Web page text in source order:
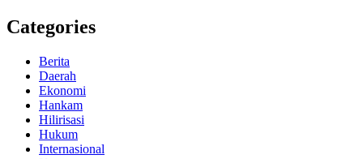
Categories
Berita
Daerah
Ekonomi
Hankam
Hilirisasi
Hukum
Internasional